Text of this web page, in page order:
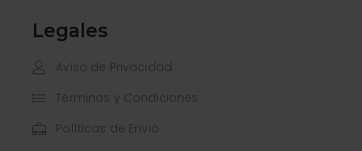
Legales
Aviso de Privacidad
Términos y Condiciones
Políticas de Envió